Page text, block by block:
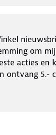
om
acties en
ontvang 5.-